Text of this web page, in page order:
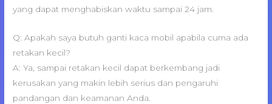
yang dapat menghabiskan waktu sampai 24 jam.
Q: Apakah saya butuh ganti kaca mobil apabila cuma ada
retakan kecil?
A: Ya, sampai retakan kecil dapat berkembang jadi
kerusakan yang makin lebih serius dan pengaruhi
pandangan dan keamanan Anda.